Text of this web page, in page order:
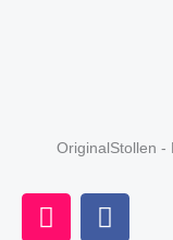
OriginalStollen -
I
n
F
a